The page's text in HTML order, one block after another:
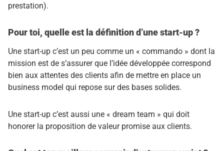
prestation).
Pour toi, quelle est la définition d’une start-up ?
Une start-up c’est un peu comme un « commando » dont la
mission est de s’assurer que l’idée développée correspond
bien aux attentes des clients afin de mettre en place un
business model qui repose sur des bases solides.
Une start-up c’est aussi une « dream team » qui doit
honorer la proposition de valeur promise aux clients.